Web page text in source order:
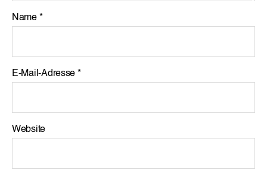
Name *
E-Mail-Adresse *
Website